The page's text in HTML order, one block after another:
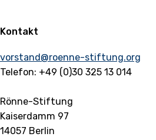
Kontakt
vorstand@roenne-stiftung.org
Telefon: +49 (0)30 325 13 014
Rönne-Stiftung
Kaiserdamm 97
14057 Berlin